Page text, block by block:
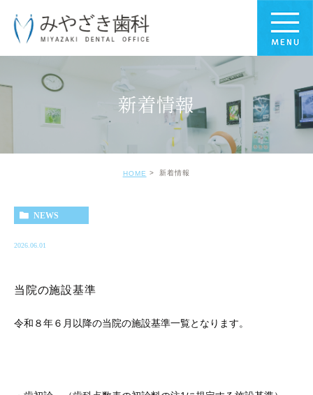
新着情報
HOME 新着情報
NEWS
2026.06.01
当院の施設基準
令和８年６月以降の当院の施設基準一覧となります。